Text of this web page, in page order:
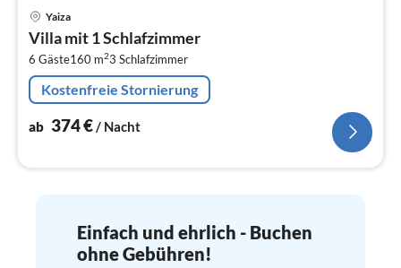
Yaiza
Villa mit 1 Schlafzimmer
6 Gäste160 m23 Schlafzimmer
Kostenfreie Stornierung
ab 374€/ Nacht
Einfach und ehrlich - Buchen
ohne Gebühren!